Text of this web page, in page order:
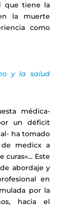
que tiene la
la muerte
como
y la salud
médica-
un déficit
ha tomado
de medicx a
curas»… Este
abordaje y
en
por la
hacia el